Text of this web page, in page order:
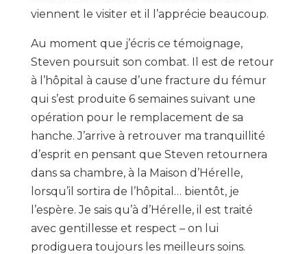
viennent le visiter et il l’apprécie beaucoup.
Au moment que j’écris ce témoignage,
Steven poursuit son combat. Il est de retour
à l’hôpital à cause d’une fracture du fémur
qui s’est produite 6 semaines suivant une
opération pour le remplacement de sa
hanche. J’arrive à retrouver ma tranquillité
d’esprit en pensant que Steven retournera
dans sa chambre, à la Maison d’Hérelle,
lorsqu’il sortira de l’hôpital… bientôt, je
l’espère. Je sais qu’à d’Hérelle, il est traité
avec gentillesse et respect – on lui
prodiguera toujours les meilleurs soins.